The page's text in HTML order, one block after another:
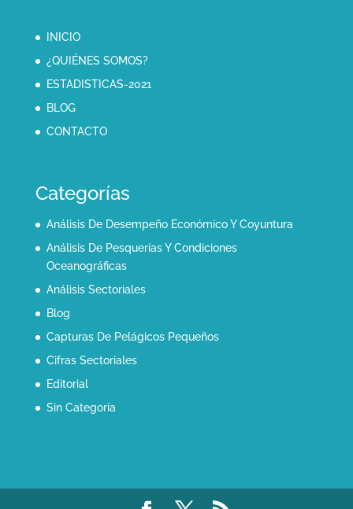
INICIO
¿QUIÉNES SOMOS?
ESTADISTICAS-2021
BLOG
CONTACTO
Categorías
Análisis De Desempeño Económico Y Coyuntura
Análisis De Pesquerías Y Condiciones
Oceanográficas
Análisis Sectoriales
Blog
Capturas De Pelágicos Pequeños
Cifras Sectoriales
Editorial
Sin Categoría